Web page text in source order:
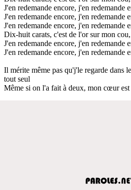
J'en redemande encore, j'en redemande
J'en redemande encore, j'en redemande
J'en redemande encore, j'en redemande
Dix-huit carats, c'est de l'or sur mon
J'en redemande encore, j'en redemande
J'en redemande encore, j'en redemande
Il mérite même pas qu'j'le regarde dans
tout seul
Même si on l'a fait à deux, mon cœur est